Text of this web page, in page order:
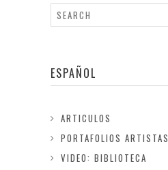
ESPAÑOL
ARTICULOS
PORTAFOLIOS ARTISTAS
VIDEO: BIBLIOTECA